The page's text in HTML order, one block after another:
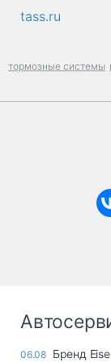
tass.ru
тормозные системы
06.08 Бренд